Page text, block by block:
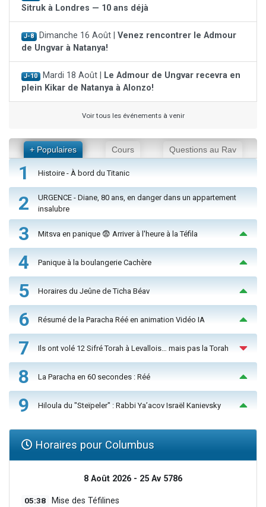
Sitruk à Londres — 10 ans déjà
J-8 Dimanche 16 Août | Venez rencontrer le Admour
de Ungvar à Natanya!
J-10 Mardi 18 Août |
Le Admour de Ungvar recevra en
plein Kikar de Natanya à Alonzo!
Voir tous les événements à venir
+ Populaires Cours Questions au Rav
1 Histoire - À bord du Titanic
2
URGENCE - Diane, 80 ans, en danger dans un appartement
insalubre
3 Mitsva en panique 😨 Arriver à l'heure à la Téfila
4 Panique à la boulangerie Cachère
5 Horaires du Jeûne de Ticha Béav
6 Résumé de la Paracha Réé en animation Vidéo IA
7 Ils ont volé 12 Sifré Torah à Levallois… mais pas la Torah
8 La Paracha en 60 secondes : Réé
9 Hiloula du "Steïpeler" : Rabbi Ya’acov Israël Kanievsky
Horaires pour Columbus
8 Août 2026 - 25 Av 5786
05:38 Mise des Téfilines